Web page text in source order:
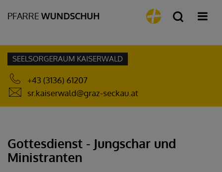
PFARRE WUNDSCHUH
SEELSORGERAUM KAISERWALD
+43 (3136) 61207
sr.kaiserwald@graz-seckau.at
Gottesdienst - Jungschar und
Ministranten